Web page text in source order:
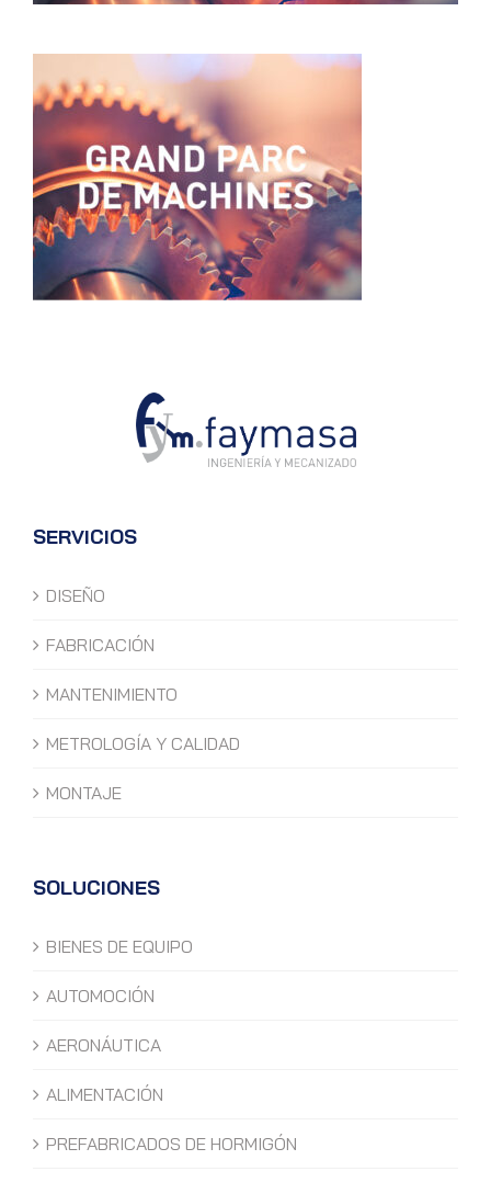
SERVICIOS
DISEÑO
FABRICACIÓN
MANTENIMIENTO
METROLOGÍA Y CALIDAD
MONTAJE
SOLUCIONES
BIENES DE EQUIPO
AUTOMOCIÓN
AERONÁUTICA
ALIMENTACIÓN
PREFABRICADOS DE HORMIGÓN